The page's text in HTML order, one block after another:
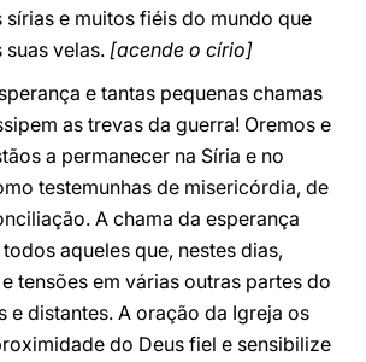
sírias e muitos fiéis do mundo que
suas velas. [acende o círio]
e tantas pequenas chamas
as trevas da guerra! Oremos e
a permanecer na Síria e no
testemunhas de misericórdia, de
A chama da esperança
aqueles que, nestes dias,
tensões em várias outras partes do
e distantes. A oração da Igreja os
do Deus fiel e sensibilize